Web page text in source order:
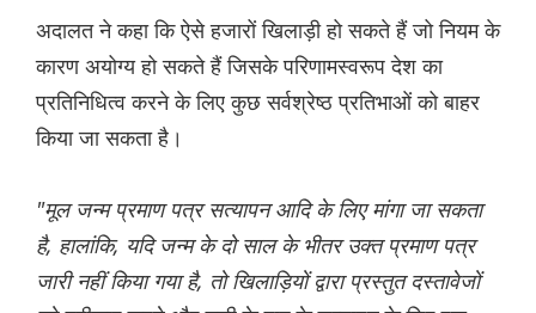
अदालत ने कहा कि ऐसे हजारों खिलाड़ी हो सकते हैं जो नियम के
कारण अयोग्य हो सकते हैं जिसके परिणामस्वरूप देश का
प्रतिनिधित्व करने के लिए कुछ सर्वश्रेष्ठ प्रतिभाओं को बाहर
किया जा सकता है।
"मूल जन्म प्रमाण पत्र सत्यापन आदि के लिए मांगा जा सकता
है, हालांकि, यदि जन्म के दो साल के भीतर उक्त प्रमाण पत्र
जारी नहीं किया गया है, तो खिलाड़ियों द्वारा प्रस्तुत दस्तावेजों